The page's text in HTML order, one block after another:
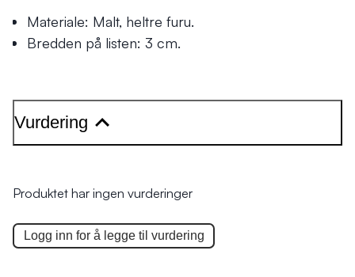
Materiale: Malt, heltre furu.
Bredden på listen: 3 cm.
Vurdering
Produktet har ingen vurderinger
Logg inn for å legge til vurdering